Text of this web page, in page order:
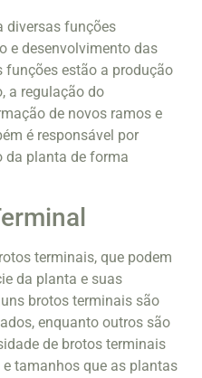
diversas funções
e desenvolvimento das
funções estão a produção
a regulação do
de novos ramos e
é responsável por
da planta de forma
terminais, que podem
da planta e suas
brotos terminais são
enquanto outros são
de brotos terminais
tamanhos que as plantas